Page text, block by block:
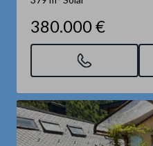
380.000 €